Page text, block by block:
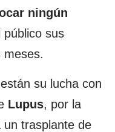
ningún
sus
meses.
su lucha con
Lupus, por la
trasplante de